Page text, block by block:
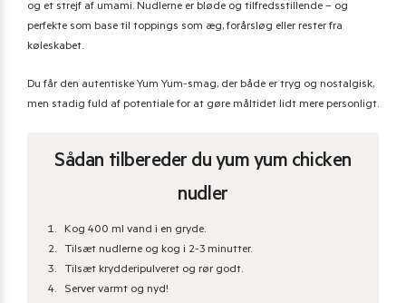
og et strejf af umami. Nudlerne er bløde og tilfredsstillende – og
perfekte som base til toppings som æg, forårsløg eller rester fra
køleskabet.
Du får den autentiske Yum Yum-smag, der både er tryg og nostalgisk,
men stadig fuld af potentiale for at gøre måltidet lidt mere personligt.
Sådan tilbereder du yum yum chicken
nudler
Kog 400 ml vand i en gryde.
Tilsæt nudlerne og kog i 2-3 minutter.
Tilsæt krydderipulveret og rør godt.
Server varmt og nyd!